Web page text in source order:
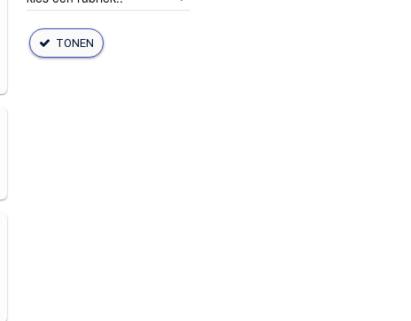
TONEN